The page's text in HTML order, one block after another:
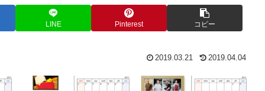
LINE Pinterest コピー
2019.03.21 2019.04.04